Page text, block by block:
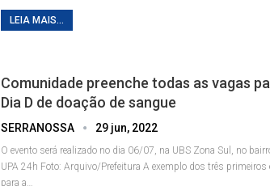
LEIA MAIS...
Comunidade preenche todas as vagas
Dia D de doação de sangue
SERRANOSSA 29 jun, 2022
O evento será realizado no dia 06/07, na UBS Zona Sul, no
UPA 24h Foto: Arquivo/Prefeitura A exemplo dos três primeiros
para a